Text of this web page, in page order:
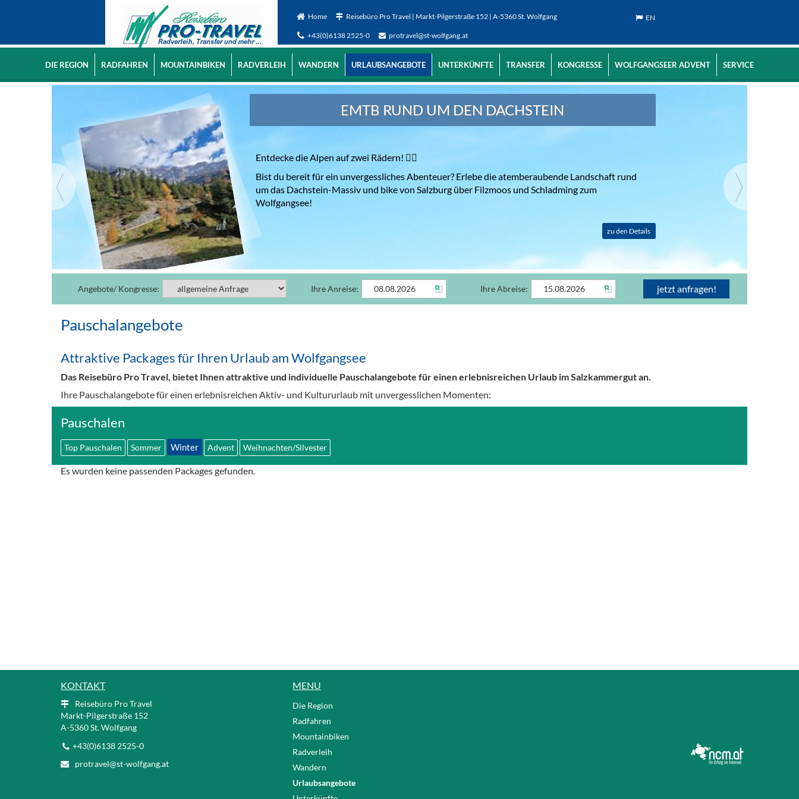
Home Reisebüro Pro Travel | Markt-Pilgerstraße 152 | A-5360 St. Wolfgang
+43(0)6138 2525-0 protravel@st-wolfgang.at
EN
DIE REGION RADFAHREN MOUNTAINBIKEN RADVERLEIH WANDERN URLAUBSANGEBOTE UNTERKÜNFTE TRANSFER KONGRESSE WOLFGANGSEER ADVENT SERVICE
EMTB RUND UM DEN DACHSTEIN
Entdecke die Alpen auf zwei Rädern! 🚴‍♂️
Bist du bereit für ein unvergessliches Abenteuer? Erlebe die atemberaubende Landschaft rund
um das Dachstein-Massiv und bike von Salzburg über Filzmoos und Schladming zum
Wolfgangsee!
zu den Details
Angebote/ Kongresse: Ihre Anreise: Ihre Abreise:
Pauschalangebote
Attraktive Packages für Ihren Urlaub am Wolfgangsee
Das Reisebüro Pro Travel, bietet Ihnen attraktive und individuelle Pauschalangebote für einen erlebnisreichen Urlaub im Salzkammergut an.
Ihre Pauschalangebote für einen erlebnisreichen Aktiv- und Kultururlaub mit unvergesslichen Momenten:
Pauschalen
Top Pauschalen Sommer Winter Advent Weihnachten/Silvester
Es wurden keine passenden Packages gefunden.
KONTAKT
Reisebüro Pro Travel
Markt-Pilgerstraße 152
A-5360 St. Wolfgang
+43(0)6138 2525-0
protravel@st-wolfgang.at
MENU
Die Region
Radfahren
Mountainbiken
Radverleih
Wandern
Urlaubsangebote